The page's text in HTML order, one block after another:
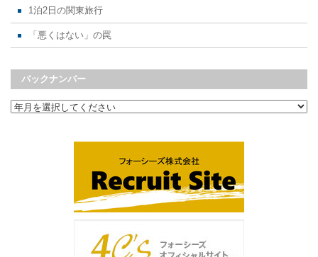
1泊2日の関東旅行
「悪くはない」の罠
バックナンバー